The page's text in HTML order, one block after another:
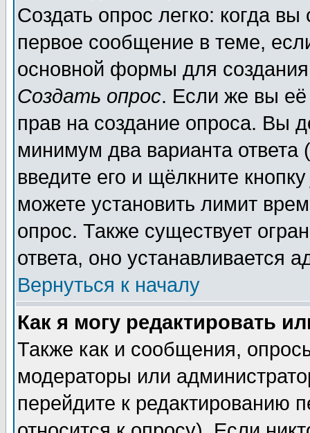
Создать опрос легко: когда
первое сообщение в теме,
основной формы для
Создать опрос. Если же вы её
прав на создание опроса. Вы
минимум два варианта ответа
введите его и щёлкните
можете установить лимит
опрос. Также существует
ответа, оно устанавливается
Вернуться к началу
Как я могу редактировать
Также как и сообщения,
модераторы или
перейдите к редактированию